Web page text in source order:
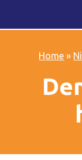
Home »